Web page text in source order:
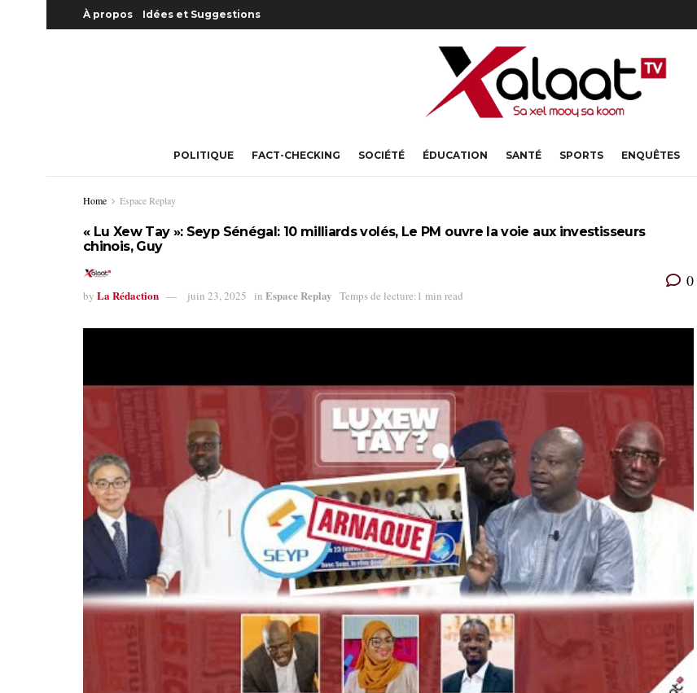
À propos Idées et Suggestions
POLITIQUE FACT-CHECKING SOCIÉTÉ ÉDUCATION SANTÉ SPORTS ENQUÊTES
Home Espace Replay
« Lu Xew Tay »: Seyp Sénégal: 10 milliards volés, Le PM ouvre la voie aux investisseurs
chinois, Guy
by La Rédaction juin 23, 2025 in Espace Replay Temps de lecture:1 min read
0